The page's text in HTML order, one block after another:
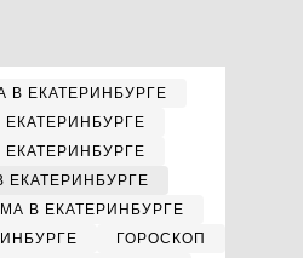
В ЕКАТЕРИНБУРГЕ
ЕКАТЕРИНБУРГЕ
ЕКАТЕРИНБУРГЕ
В ЕКАТЕРИНБУРГЕ
ГОРОСКОП